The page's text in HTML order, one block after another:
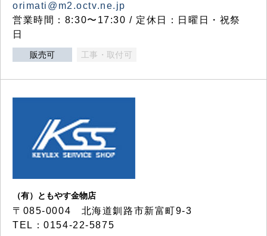
orimati@m2.octv.ne.jp
営業時間：8:30〜17:30 / 定休日：日曜日・祝祭
日
販売可 工事・取付可
（有）ともやす金物店
〒085-0004 北海道釧路市新富町9-3
TEL：0154-22-5875